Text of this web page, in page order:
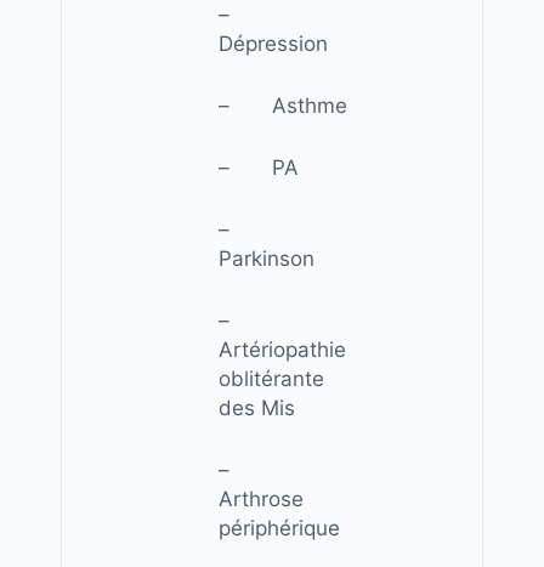
–
Dépression
– Asthme
– PA
–
Parkinson
–
Artériopathie
oblitérante
des Mis
–
Arthrose
périphérique